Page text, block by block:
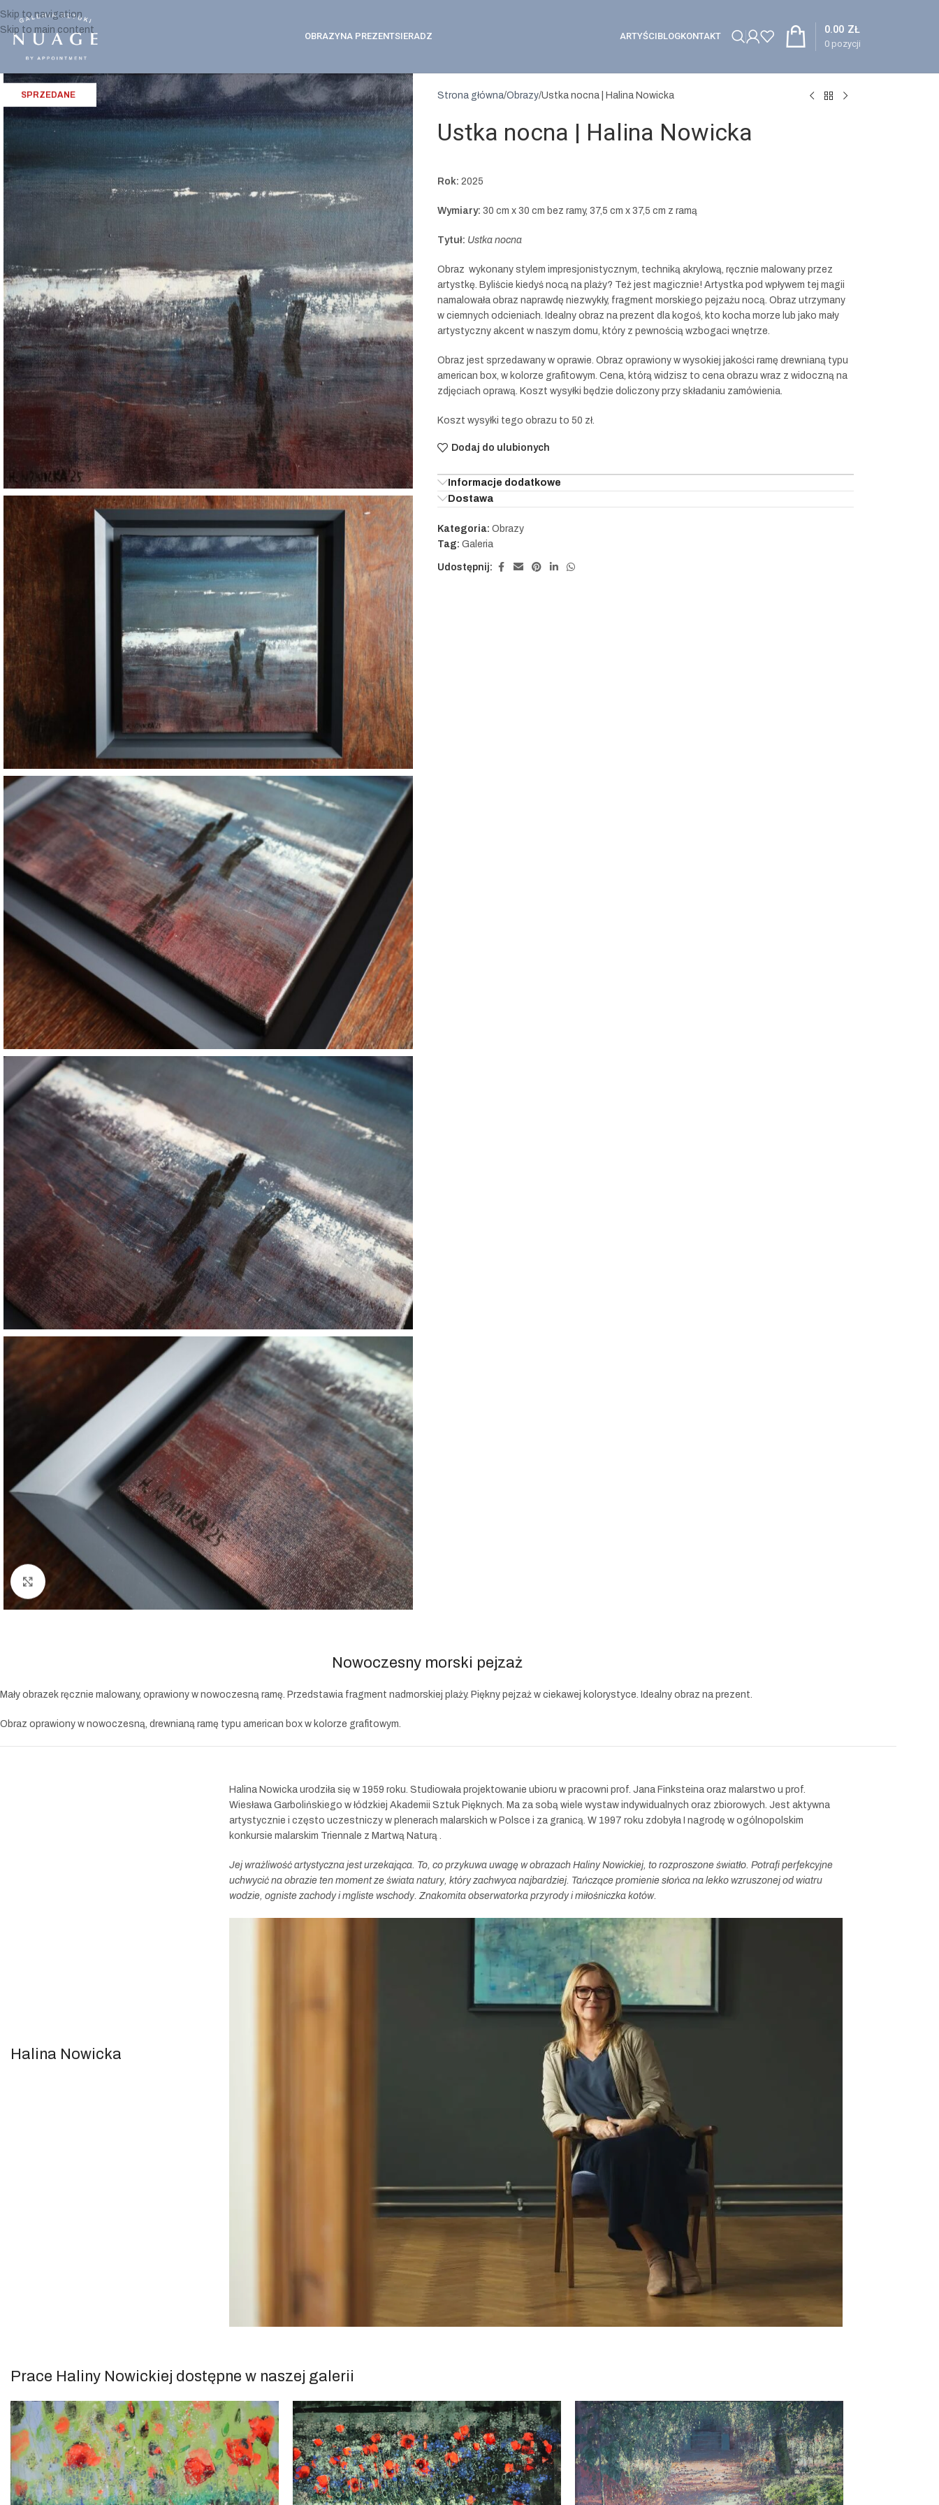
Skip to navigation
Skip to main content
OBRAZYNA PREZENTSIERADZ ARTYŚCIBLOGKONTAKT
0 pozycji
0.00 ZŁ
SPRZEDANE Strona główna Obrazy Ustka nocna | Halina Nowicka
Ustka nocna | Halina Nowicka
Rok: 2025
Wymiary: 30 cm x 30 cm bez ramy, 37,5 cm x 37,5 cm z ramą
Tytuł: Ustka nocna
Obraz wykonany stylem impresjonistycznym, techniką akrylową, ręcznie malowany przez
artystkę. Byliście kiedyś nocą na plaży? Też jest magicznie! Artystka pod wpływem tej magii
namalowała obraz naprawdę niezwykły, fragment morskiego pejzażu nocą. Obraz utrzymany
w ciemnych odcieniach. Idealny obraz na prezent dla kogoś, kto kocha morze lub jako mały
artystyczny akcent w naszym domu, który z pewnością wzbogaci wnętrze.
Obraz jest sprzedawany w oprawie. Obraz oprawiony w wysokiej jakości ramę drewnianą typu
american box, w kolorze grafitowym. Cena, którą widzisz to cena obrazu wraz z widoczną na
zdjęciach oprawą. Koszt wysyłki będzie doliczony przy składaniu zamówienia.
Koszt wysyłki tego obrazu to 50 zł.
Dodaj do ulubionych
Informacje dodatkowe
Dostawa
Kategoria: Obrazy
Tag: Galeria
Udostępnij:
Nowoczesny morski pejzaż
Mały obrazek ręcznie malowany, oprawiony w nowoczesną ramę. Przedstawia fragment nadmorskiej plaży. Piękny pejzaż w ciekawej kolorystyce. Idealny obraz na prezent.
Obraz oprawiony w nowoczesną, drewnianą ramę typu american box w kolorze grafitowym.
Halina Nowicka
Halina Nowicka urodziła się w 1959 roku. Studiowała projektowanie ubioru w pracowni prof. Jana Finksteina oraz malarstwo u prof.
Wiesława Garbolińskiego w łódzkiej Akademii Sztuk Pięknych. Ma za sobą wiele wystaw indywidualnych oraz zbiorowych. Jest aktywna
artystycznie i często uczestniczy w plenerach malarskich w Polsce i za granicą. W 1997 roku zdobyła I nagrodę w ogólnopolskim
konkursie malarskim Triennale z Martwą Naturą .
Jej wrażliwość artystyczna jest urzekająca. To, co przykuwa uwagę w obrazach Haliny Nowickiej, to rozproszone światło. Potrafi perfekcyjne
uchwycić na obrazie ten moment ze świata natury, który zachwyca najbardziej. Tańczące promienie słońca na lekko wzruszonej od wiatru
wodzie, ogniste zachody i mgliste wschody. Znakomita obserwatorka przyrody i miłośniczka kotów.
Prace Haliny Nowickiej dostępne w naszej galerii